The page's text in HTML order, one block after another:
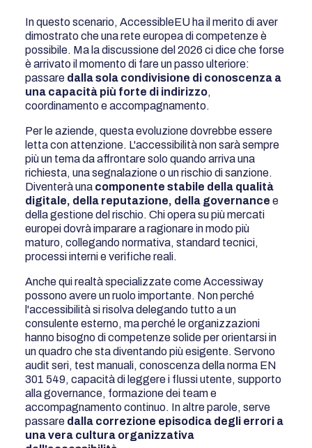
In questo scenario, AccessibleEU ha il merito di aver
dimostrato che una rete europea di competenze è
possibile. Ma la discussione del 2026 ci dice che forse
è arrivato il momento di fare un passo ulteriore:
passare dalla sola condivisione di conoscenza a
una capacità più forte di indirizzo,
coordinamento e accompagnamento.
Per le aziende, questa evoluzione dovrebbe essere
letta con attenzione. L'accessibilità non sarà sempre
più un tema da affrontare solo quando arriva una
richiesta, una segnalazione o un rischio di sanzione.
Diventerà una componente stabile della qualità
digitale, della reputazione, della governance e
della gestione del rischio. Chi opera su più mercati
europei dovrà imparare a ragionare in modo più
maturo, collegando normativa, standard tecnici,
processi interni e verifiche reali.
Anche qui realtà specializzate come Accessiway
possono avere un ruolo importante. Non perché
l'accessibilità si risolva delegando tutto a un
consulente esterno, ma perché le organizzazioni
hanno bisogno di competenze solide per orientarsi in
un quadro che sta diventando più esigente. Servono
audit seri, test manuali, conoscenza della norma EN
301 549, capacità di leggere i flussi utente, supporto
alla governance, formazione dei team e
accompagnamento continuo. In altre parole, serve
passare dalla correzione episodica degli errori a
una vera cultura organizzativa